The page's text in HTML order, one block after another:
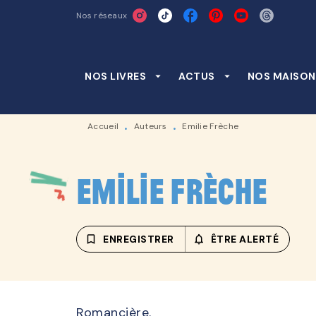
RECHERCHE CONTENU
Nos réseaux
NOS LIVRES arrow_drop_down ACTUS arrow_drop_down NOS
Accueil • Auteurs • Emilie Frèche
Emilie Frèche
bookmark_border ENREGISTRER notifications_none_outlined
ÊTRE ALERTÉ
Romancière.